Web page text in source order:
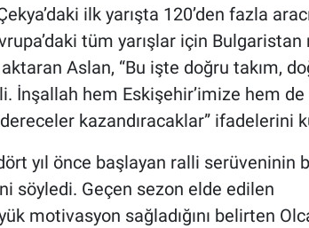
ilk yarışta 120’den fazla
tüm yarışlar için Bulgaristan
aktaran Aslan, “Bu işte doğru takım,
İnşallah hem Eskişehir’imize hem de
kazandıracaklar” ifadelerini
yıl önce başlayan ralli serüveninin
söyledi. Geçen sezon elde edilen
motivasyon sağladığını belirten